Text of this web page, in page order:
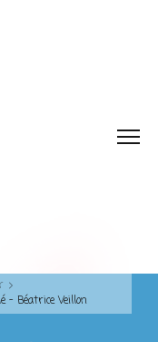
– Béatrice Veillon